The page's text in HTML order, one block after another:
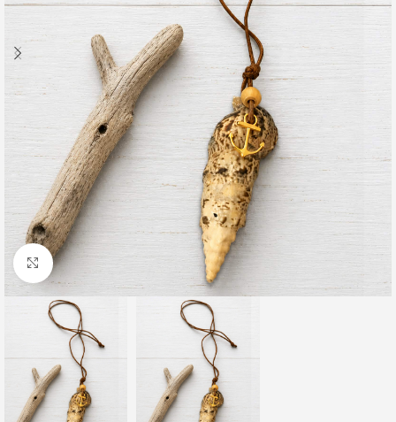
Click to enlarge